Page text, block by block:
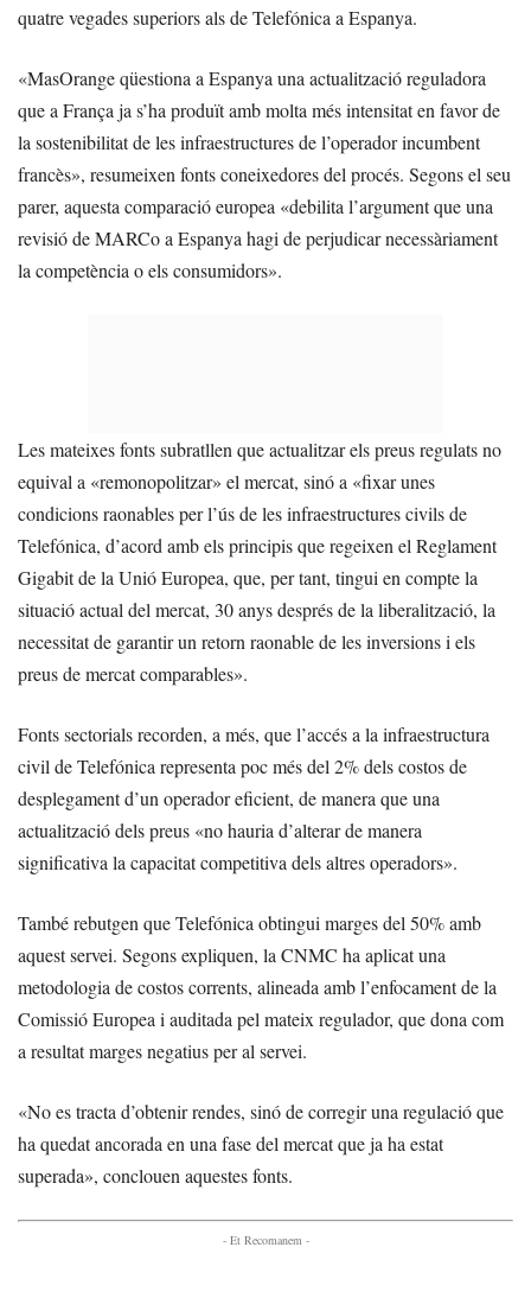
quatre vegades superiors als de Telefónica a Espanya.
«MasOrange qüestiona a Espanya una actualització reguladora
que a França ja s’ha produït amb molta més intensitat en favor de
la sostenibilitat de les infraestructures de l’operador incumbent
francès», resumeixen fonts coneixedores del procés. Segons el seu
parer, aquesta comparació europea «debilita l’argument que una
revisió de MARCo a Espanya hagi de perjudicar necessàriament
la competència o els consumidors».
Les mateixes fonts subratllen que actualitzar els preus regulats no
equival a «remonopolitzar» el mercat, sinó a «fixar unes
condicions raonables per l’ús de les infraestructures civils de
Telefónica, d’acord amb els principis que regeixen el Reglament
Gigabit de la Unió Europea, que, per tant, tingui en compte la
situació actual del mercat, 30 anys després de la liberalització, la
necessitat de garantir un retorn raonable de les inversions i els
preus de mercat comparables».
Fonts sectorials recorden, a més, que l’accés a la infraestructura
civil de Telefónica representa poc més del 2% dels costos de
desplegament d’un operador eficient, de manera que una
actualització dels preus «no hauria d’alterar de manera
significativa la capacitat competitiva dels altres operadors».
També rebutgen que Telefónica obtingui marges del 50% amb
aquest servei. Segons expliquen, la CNMC ha aplicat una
metodologia de costos corrents, alineada amb l’enfocament de la
Comissió Europea i auditada pel mateix regulador, que dona com
a resultat marges negatius per al servei.
«No es tracta d’obtenir rendes, sinó de corregir una regulació que
ha quedat ancorada en una fase del mercat que ja ha estat
superada», conclouen aquestes fonts.
- Et Recomanem -